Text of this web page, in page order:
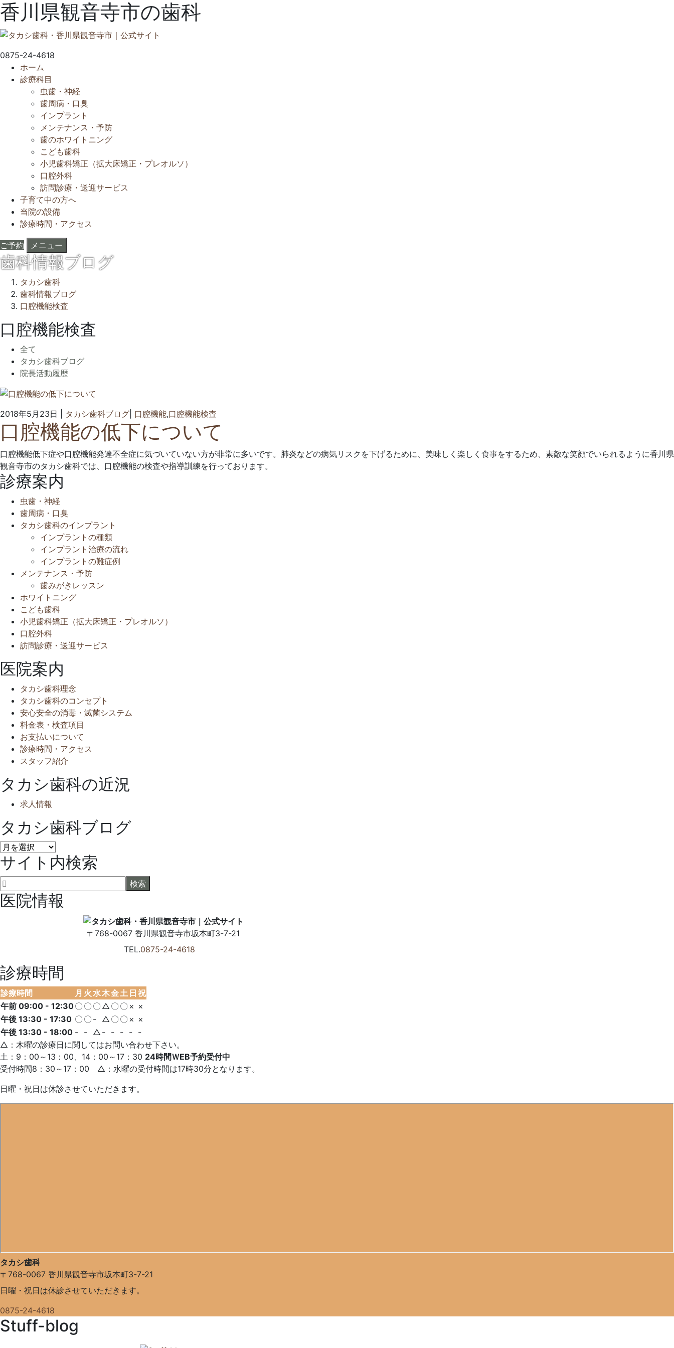
香川県観音寺市の歯科
0875-24-4618
ホーム
診療科目
虫歯・神経
歯周病・口臭
インプラント
メンテナンス・予防
歯のホワイトニング
こども歯科
小児歯科矯正（拡大床矯正・プレオルソ）
口腔外科
訪問診療・送迎サービス
子育て中の方へ
当院の設備
診療時間・アクセス
ご予約 メニュー
歯科情報ブログ
タカシ歯科
歯科情報ブログ
口腔機能検査
口腔機能検査
全て
タカシ歯科ブログ
院長活動履歴
2018年5月23日 タカシ歯科ブログ 口腔機能,口腔機能検査
年
6
月
カ
シ
歯
口腔機能の低下について
口腔機能低下症や口腔機能発達不全症に気づいていない方が非常に多いです。肺炎などの病気リスクを下げるために、美味しく楽しく食事をするため、素敵な笑顔でいられるように香川県
観音寺市のタカシ歯科では、口腔機能の検査や指導訓練を行っております。
診療案内
虫歯・神経
歯周病・口臭
タカシ歯科のインプラント
インプラントの種類
インプラント治療の流れ
インプラントの難症例
メンテナンス・予防
歯みがきレッスン
ホワイトニング
こども歯科
小児歯科矯正（拡大床矯正・プレオルソ）
口腔外科
訪問診療・送迎サービス
医院案内
タカシ歯科理念
タカシ歯科のコンセプト
安心安全の消毒・滅菌システム
料金表・検査項目
お支払いについて
診療時間・アクセス
スタッフ紹介
タカシ歯科の近況
求人情報
タカシ歯科ブログ
タ
カ
シ
歯
科
ブ
サイト内検索
医院情報
〒768-0067香川県観音寺市坂本町3-7-21
TEL.0875-24-4618
診療時間
診療時間 月 火 水木金土 日 祝
午前 09:00 - 12:30〇 〇 〇 △ 〇 〇 × ×
午後 13:30 - 17:30 〇 〇 - △ 〇 〇 × ×
午後 13:30 - 18:00 - - △ - - - - -
△：木曜の診療日に関してはお問い合わせ下さい。
土：9：00～13：00、14：00～17：30 24時間ＷEB予約受付中
受付時間8：30～17：00 △：水曜の受付時間は17時30分となります。
日曜・祝日は休診させていただきます。
タカシ歯科
〒768-0067 香川県観音寺市坂本町3-7-21
日曜・祝日は休診させていただきます。
0875-24-4618
Stuff-blog